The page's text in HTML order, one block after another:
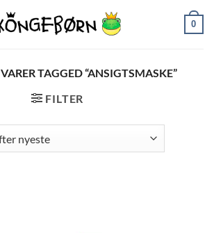
0
VARER TAGGED “ANSIGTSMASKE”
FILTER